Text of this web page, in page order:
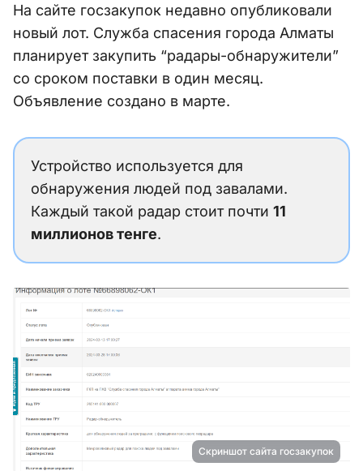
На сайте госзакупок недавно опубликовали
новый лот. Cлужба спасения города Алматы
планирует закупить “радары-обнаружители”
со сроком поставки в один месяц.
Объявление создано в марте.
Устройство используется для
обнаружения людей под завалами.
Каждый такой радар стоит почти 11
миллионов тенге.
Скриншот сайта госзакупок